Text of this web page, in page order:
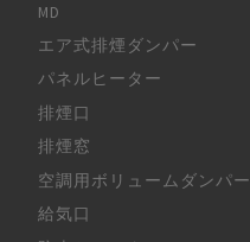
MD
エア式排煙ダンパー
パネルヒーター
排煙口
排煙窓
空調用ボリュームダンパー
給気口